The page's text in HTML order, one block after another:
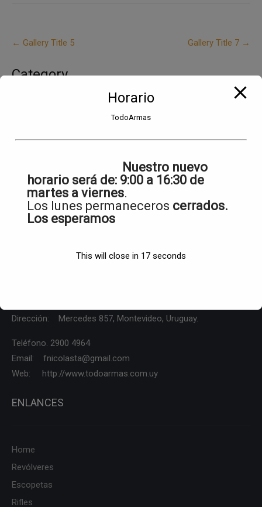
Post
navigation
← Gallery Title 5 Gallery Title 7 →
Category
mayo 2016
Dirección: Mercedes 857, Montevideo, Uruguay.
Teléfono. 2900 4964
Email: fnicolasta@gmail.com
Web: http://www.todoarmas.com.uy
ENLANCES
Home
Revólveres
Escopetas
Rifles
Horario
TodoArmas
Nuestro nuevo
horario será de: 9:00 a 16:30 de
martes a viernes.
Los lunes permaneceros cerrados.
Los esperamos
This will close in 17 seconds